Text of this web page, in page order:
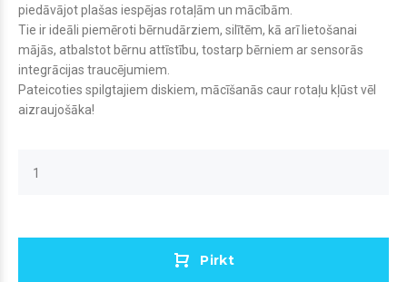
piedāvājot plašas iespējas rotaļām un mācībām.
Tie ir ideāli piemēroti bērnudārziem, silītēm, kā arī lietošanai
mājās, atbalstot bērnu attīstību, tostarp bērniem ar sensorās
integrācijas traucējumiem.
Pateicoties spilgtajiem diskiem, mācīšanās caur rotaļu kļūst vēl
aizraujošāka!
Pirkt